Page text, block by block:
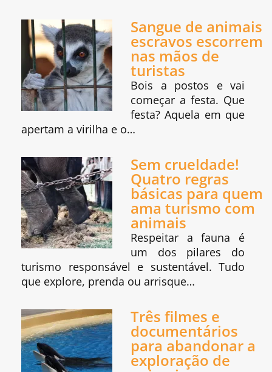
Sangue de animais
escravos escorrem
nas mãos de
turistas
Bois a postos e vai
começar a festa. Que
festa? Aquela em que
apertam a virilha e o…
Sem crueldade!
Quatro regras
básicas para quem
ama turismo com
animais
Respeitar a fauna é
um dos pilares do
turismo responsável e sustentável. Tudo
que explore, prenda ou arrisque…
Três filmes e
documentários
para abandonar a
exploração de